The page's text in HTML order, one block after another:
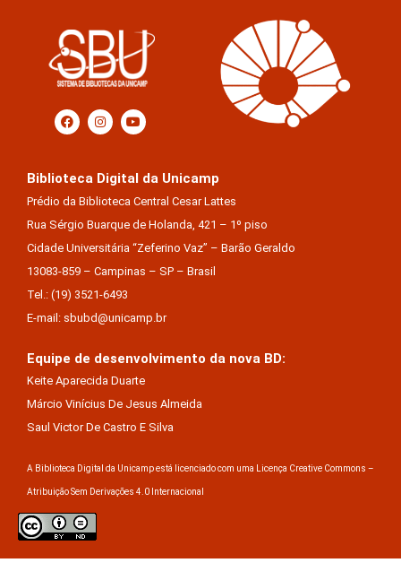
Biblioteca Digital da Unicamp
Prédio da Biblioteca Central Cesar Lattes
Rua Sérgio Buarque de Holanda, 421 – 1º piso
Cidade Universitária “Zeferino Vaz” – Barão Geraldo
13083-859 – Campinas – SP – Brasil
Tel.: (19) 3521-6493
E-mail: sbubd@unicamp.br
Equipe de desenvolvimento da nova BD:
Keite Aparecida Duarte
Márcio Vinícius De Jesus Almeida
Saul Victor De Castro E Silva
A Biblioteca Digital da Unicamp está licenciado com uma Licença Creative Commons –
Atribuição Sem Derivações 4.0 Internacional